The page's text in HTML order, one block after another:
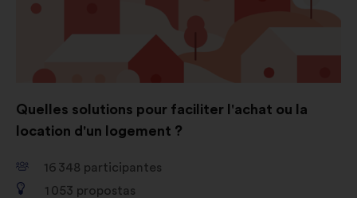
Quelles solutions pour faciliter l'achat ou la
location d'un logement ?
16 348 participantes
1 053 propostas